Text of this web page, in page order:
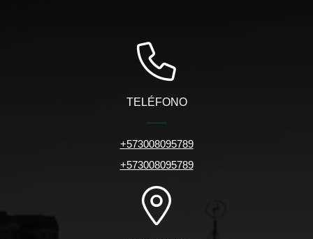
TELÉFONO
+573008095789
+573008095789